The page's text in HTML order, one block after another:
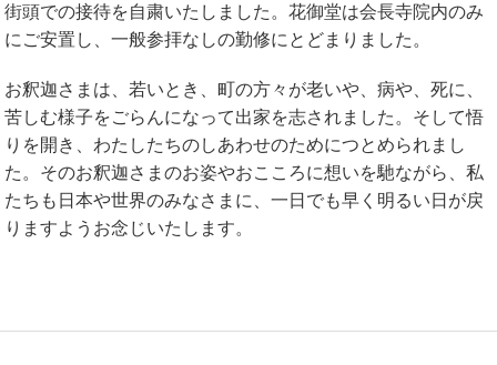
街頭での接待を自粛いたしました。花御堂は会長寺院内のみ
にご安置し、一般参拝なしの勤修にとどまりました。
お釈迦さまは、若いとき、町の方々が老いや、病や、死に、
苦しむ様子をごらんになって出家を志されました。そして悟
りを開き、わたしたちのしあわせのためにつとめられまし
た。そのお釈迦さまのお姿やおこころに想いを馳ながら、私
たちも日本や世界のみなさまに、一日でも早く明るい日が戻
りますようお念じいたします。